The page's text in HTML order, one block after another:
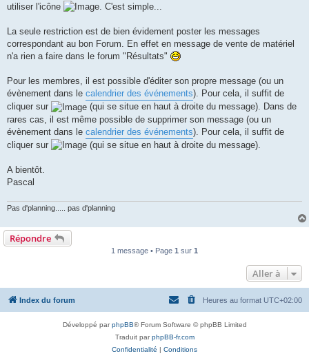
utiliser l'icône
. C'est simple...
La seule restriction est de bien évidement poster les messages
correspondant au bon Forum. En effet en message de vente de matériel
n'a rien a faire dans le forum "Résultats"
Pour les membres, il est possible d'éditer son propre message (ou un
évènement dans le calendrier des événements). Pour cela, il suffit de
cliquer sur
(qui se situe en haut à droite du message). Dans de
rares cas, il est même possible de supprimer son message (ou un
évènement dans le calendrier des événements). Pour cela, il suffit de
cliquer sur
(qui se situe en haut à droite du message).
A bientôt.
Pascal
Pas d'planning..... pas d'planning
Répondre
1 message • Page 1 sur 1
Aller à
Index du forum Heures au format UTC+02:00
Développé parphpBB® Forum Software © phpBB Limited
Traduit parphpBB-fr.com
Confidentialité | Conditions